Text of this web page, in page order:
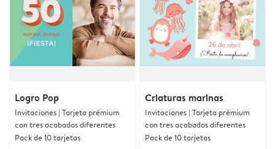
Logro Pop
Invitaciones | Tarjeta prémium
con tres acabados diferentes
Pack de 10 tarjetas
Criaturas marinas
Invitaciones | Tarjeta prémium
con tres acabados diferentes
Pack de 10 tarjetas